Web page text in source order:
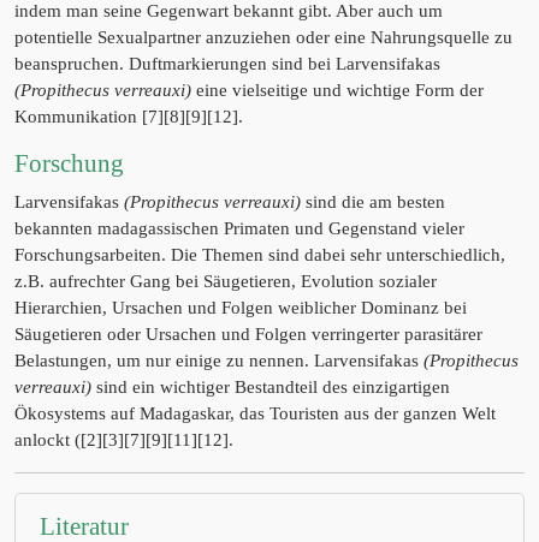
indem man seine Gegenwart bekannt gibt. Aber auch um
potentielle Sexualpartner anzuziehen oder eine Nahrungsquelle zu
beanspruchen. Duftmarkierungen sind bei Larvensifakas
(Propithecus verreauxi) eine vielseitige und wichtige Form der
Kommunikation [7][8][9][12].
Forschung
Larvensifakas (Propithecus verreauxi) sind die am besten
bekannten madagassischen Primaten und Gegenstand vieler
Forschungsarbeiten. Die Themen sind dabei sehr unterschiedlich,
z.B. aufrechter Gang bei Säugetieren, Evolution sozialer
Hierarchien, Ursachen und Folgen weiblicher Dominanz bei
Säugetieren oder Ursachen und Folgen verringerter parasitärer
Belastungen, um nur einige zu nennen. Larvensifakas (Propithecus
verreauxi) sind ein wichtiger Bestandteil des einzigartigen
Ökosystems auf Madagaskar, das Touristen aus der ganzen Welt
anlockt ([2][3][7][9][11][12].
Literatur